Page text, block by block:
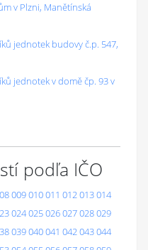
v Plzni, Manětínská
jednotek budovy č.p. 547,
jednotek v domě čp. 93 v
podľa IČO
009010011 012013014
024025026027028029
039040041 042043044